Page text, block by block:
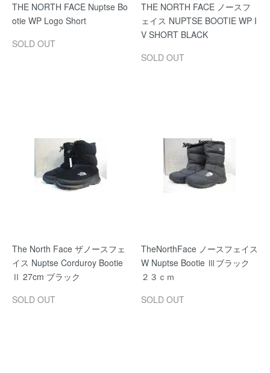
THE NORTH FACE Nuptse Bo
otie WP Logo Short
SOLD OUT
THE NORTH FACE ノースフ
ェイス NUPTSE BOOTIE WP I
V SHORT BLACK
SOLD OUT
The North Face ザノースフェ
イス Nuptse Corduroy Bootie
Ⅱ 27cm ブラック
SOLD OUT
TheNorthFace ノースフェイス
W Nuptse Bootie Ⅲブラック
２３ｃｍ
SOLD OUT